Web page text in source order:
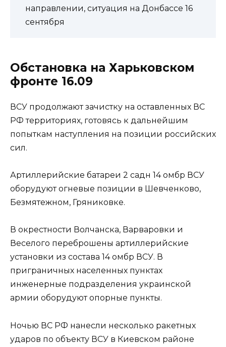
направлении, ситуация на Донбассе 16
сентября
Обстановка на Харьковском
фронте 16.09
ВСУ продолжают зачистку на оставленных ВС
РФ территориях, готовясь к дальнейшим
попыткам наступления на позиции российских
сил.
Артиллерийские батареи 2 садн 14 омбр ВСУ
оборудуют огневые позиции в Шевченково,
Безмятежном, Гряниковке.
В окрестности Волчанска, Варваровки и
Веселого переброшены артиллерийские
установки из состава 14 омбр ВСУ. В
приграничных населенных пунктах
инженерные подразделения украинской
армии оборудуют опорные пункты.
Ночью ВС РФ нанесли несколько ракетных
ударов по объекту ВСУ в Киевском районе